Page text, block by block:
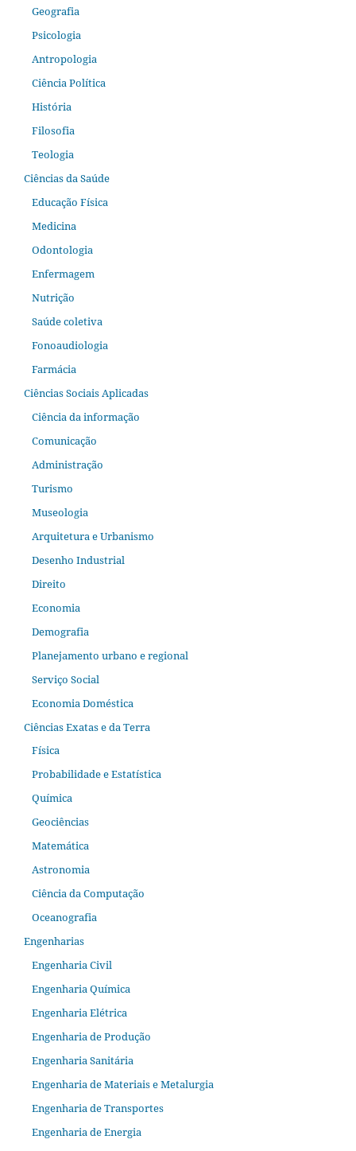
Geografia
Psicologia
Antropologia
Ciência Política
História
Filosofia
Teologia
Ciências da Saúde
Educação Física
Medicina
Odontologia
Enfermagem
Nutrição
Saúde coletiva
Fonoaudiologia
Farmácia
Ciências Sociais Aplicadas
Ciência da informação
Comunicação
Administração
Turismo
Museologia
Arquitetura e Urbanismo
Desenho Industrial
Direito
Economia
Demografia
Planejamento urbano e regional
Serviço Social
Economia Doméstica
Ciências Exatas e da Terra
Física
Probabilidade e Estatística
Química
Geociências
Matemática
Astronomia
Ciência da Computação
Oceanografia
Engenharias
Engenharia Civil
Engenharia Química
Engenharia Elétrica
Engenharia de Produção
Engenharia Sanitária
Engenharia de Materiais e Metalurgia
Engenharia de Transportes
Engenharia de Energia